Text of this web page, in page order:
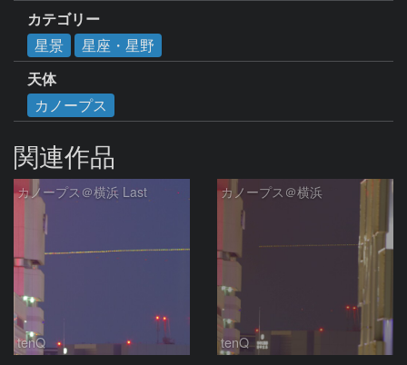
カテゴリー
星景
星座・星野
天体
カノープス
関連作品
カノープス＠横浜 Last
tenQ
カノープス＠横浜
tenQ